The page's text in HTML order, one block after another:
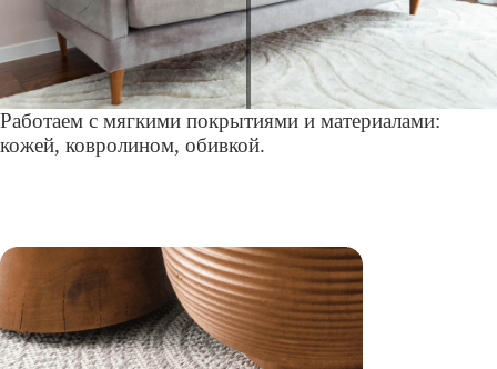
Работаем с мягкими покрытиями и материалами:
кожей, ковролином, обивкой.